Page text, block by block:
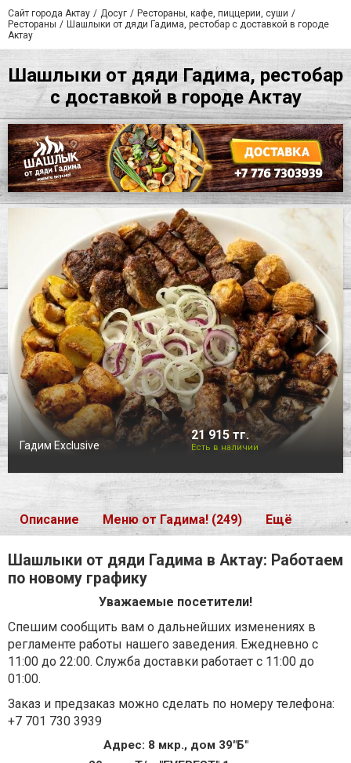
Сайт города Актау Досуг
Рестораны, кафе, пиццерии, суши
Рестораны
Шашлыки от дяди Гадима, рестобар с доставкой в городе
Актау
Шашлыки от дяди Гадима, рестобар
с доставкой в городе Актау
Гадим Exclusive
21 915 тг.
Есть в наличии
Описание Меню от Гадима! (249) Ещё
Шашлыки от дяди Гадима в Актау: Работаем
по новому графику
Уважаемые посетители!
Спешим сообщить вам о дальнейших изменениях в
регламенте работы нашего заведения. Ежедневно с
11:00 до 22:00. Служба доставки работает с 11:00 до
01:00.
Заказ и предзаказ можно сделать по номеру телефона:
+7 701 730 3939
Адрес: 8 мкр., дом 39"Б"